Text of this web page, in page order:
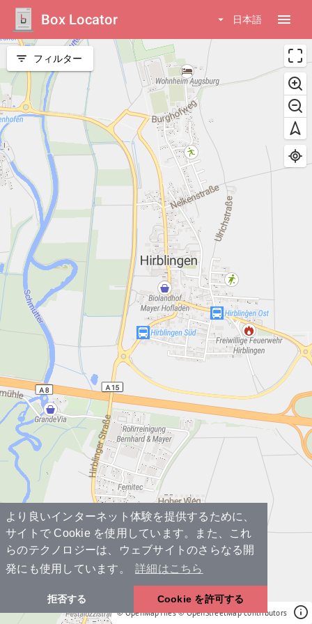
より良いインターネット体験を提供するために、
サイトで Cookie を使用しています。また、これ
らのテクノロジーは、ウェブサイトのさらなる開
発にも使用しています。
詳細はこちら
拒否する Cookie を許可する
Box Locator arrow_drop_down 日本語 menu
© OpenMapTiles © OpenStreetMap contributors
filter_list フィルター